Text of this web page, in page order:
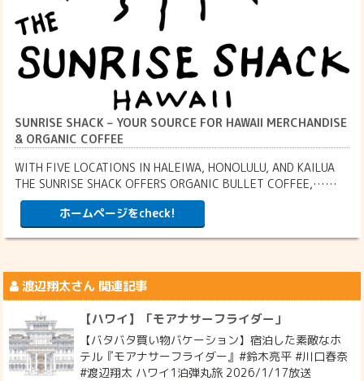
SUNRISE SHACK – YOUR SOURCE FOR HAWAII MERCHANDISE
& ORGANIC COFFEE
WITH FIVE LOCATIONS IN HALEIWA, HONOLULU, AND KAILUA
THE SUNRISE SHACK OFFERS ORGANIC BULLET COFFEE,……
ホームページをcheck!
渡辺翔太さん 関連記事
【ハワイ】「モアナサーフライダー」
【バタバタ買い物バケーション】宿泊した素敵なホ
テル『モアナサーフライダー』#鈴木亮平 #川口春奈
#渡辺翔太 ハワイ1泊弾丸旅 2026/1/17放送